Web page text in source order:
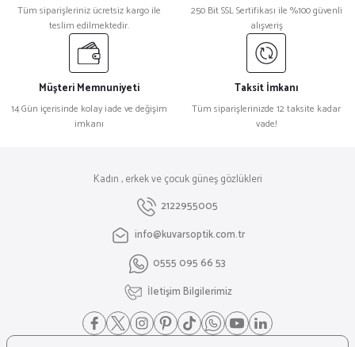
₺ 24.438
%27
Maxmara Mm 0041 Cat Eye Leopar Kadın Güneş Gözlüğü
Montblanc Mb0160s Metal Yuvarlak Erkek Güneş Gözlüğü
Dsquared2 D2 0108/S Metal Cat Eye Kadın Güneş Gözlüğü
Tüm siparişleriniz ücretsiz kargo ile
teslim edilmektedir.
250 Bit SSL Sertifikası ile %100 güvenli
alışveriş
Müşteri Memnuniyeti
14 Gün içerisinde kolay iade ve değişim
imkanı
Taksit İmkanı
Tüm siparişlerinizde 12 taksite kadar
vade!
Kadın , erkek ve çocuk güneş gözlükleri
2122955005
info@kuvarsoptik.com.tr
0555 095 66 53
İletişim Bilgilerimiz